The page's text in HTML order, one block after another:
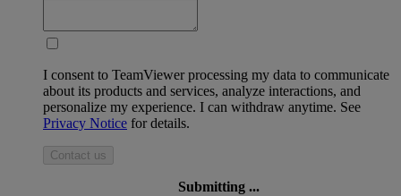
I consent to TeamViewer processing my data to communicate
about its products and services, analyze interactions, and
personalize my experience. I can withdraw anytime. See
Privacy Notice for details.
Contact us
Submitting ...